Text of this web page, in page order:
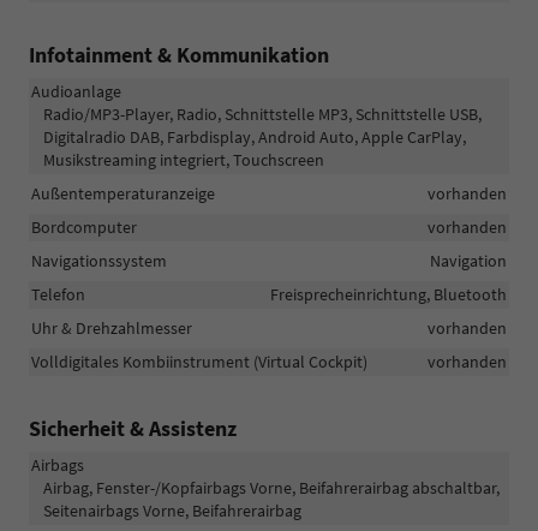
Infotainment & Kommunikation
Audioanlage
Radio/MP3-Player, Radio, Schnittstelle MP3, Schnittstelle USB,
Digitalradio DAB, Farbdisplay, Android Auto, Apple CarPlay,
Musikstreaming integriert, Touchscreen
Außentemperaturanzeige
vorhanden
Bordcomputer
vorhanden
Navigationssystem
Navigation
Telefon
Freisprecheinrichtung, Bluetooth
Uhr & Drehzahlmesser
vorhanden
Volldigitales Kombiinstrument (Virtual Cockpit)
vorhanden
Sicherheit & Assistenz
Airbags
Airbag, Fenster-/Kopfairbags Vorne, Beifahrerairbag abschaltbar,
Seitenairbags Vorne, Beifahrerairbag